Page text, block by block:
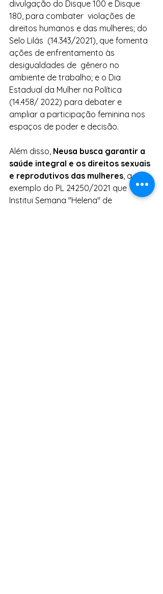
divulgação do Disque 100 e Disque
180, para combater  violações de
direitos humanos e das mulheres; do
Selo Lilás  (14.343/2021), que fomenta
ações de enfrentamento às
desigualdades de  gênero no
ambiente de trabalho; e o Dia
Estadual da Mulher na Política
(14.458/ 2022) para debater e
ampliar a participação feminina nos
espaços de poder e decisão.
Além disso, Neusa busca garantir a
saúde integral e os direitos sexuais
e reprodutivos das mulheres , a
exemplo do PL 24250/2021 que
Institui Semana "Helena" de